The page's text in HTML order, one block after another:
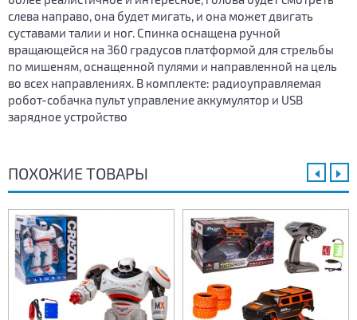
слева направо, она будет мигать, и она может двигать
суставами талии и ног. Спинка оснащена ручной
вращающейся на 360 градусов платформой для стрельбы
по мишеням, оснащенной пулями и направленной на цель
во всех направлениях. В комплекте: радиоуправляемая
робот-собачка пульт управление аккумулятор и USB
зарядное устройство
ПОХОЖИЕ ТОВАРЫ